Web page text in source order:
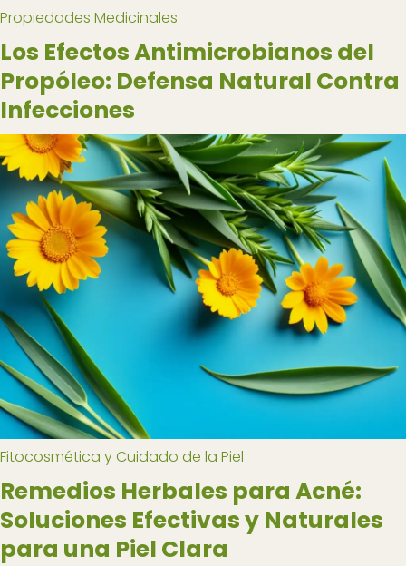
Propiedades Medicinales
Los Efectos Antimicrobianos del
Propóleo: Defensa Natural Contra
Infecciones
Fitocosmética y Cuidado de la Piel
Remedios Herbales para Acné:
Soluciones Efectivas y Naturales
para una Piel Clara